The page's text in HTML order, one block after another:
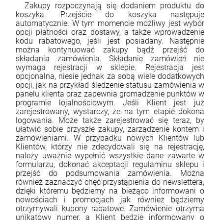
Zakupy rozpoczynają się dodaniem produktu do
koszyka. Przejście do koszyka następuje
automatycznie. W tym momencie możliwy jest wybór
opcji płatności oraz dostawy, a także wprowadzenie
kodu rabatowego, jeśli jest posiadany. Następnie
można kontynuować zakupy bądź przejść do
składania zamówienia. Składanie zamówień nie
wymaga rejestracji w sklepie. Rejestracja jest
opcjonalna, niesie jednak za sobą wiele dodatkowych
opcji, jak na przykład śledzenie statusu zamówienia w
panelu klienta oraz zapewnia gromadzenie punktów w
programie lojalnościowym. Jeśli Klient jest już
zarejestrowany, wystarczy, że na tym etapie dokona
logowania. Może także zarejestrować się teraz, by
ułatwić sobie przyszłe zakupy, zarządzenie kontem i
zamówieniami. W przypadku nowych Klientów lub
Klientów, którzy nie zdecydowali się na rejestrację,
należy uważnie wypełnić wszystkie dane zawarte w
formularzu, dokonać akceptacji regulaminu sklepu i
przejść do podsumowania zamówienia. Można
również zaznaczyć chęć przystąpienia do newslettera,
dzięki któremu będziemy na bieżąco informowani o
nowościach i promocjach jak również będziemy
otrzymywali kupony rabatowe. Zamówienie otrzyma
unikatowy numer, a Klient będzie informowany o